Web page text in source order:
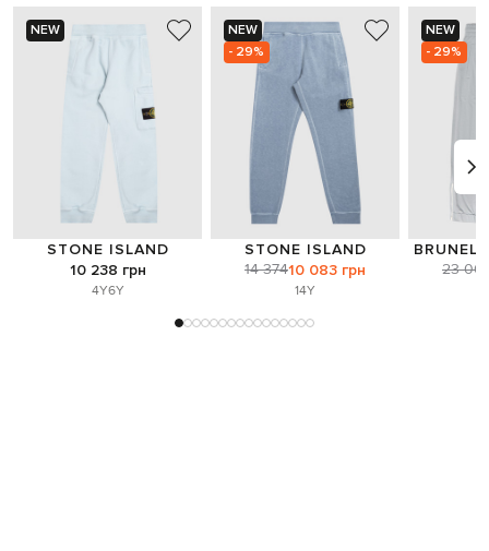
NEW
STONE ISLAND
10 238 грн
4Y6Y
NEW
- 29%
STONE ISLAND
14 37410 083 грн
14Y
NEW
- 29%
23